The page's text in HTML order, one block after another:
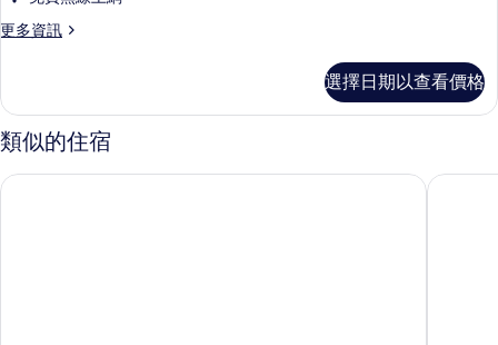
三
臥
樂
別
墅
更多資訊
更
三
臥
室
樂
選擇日期以查看價格
類似的住宿
帕岸島恰恰沙拉海灘別墅飯店 布根維